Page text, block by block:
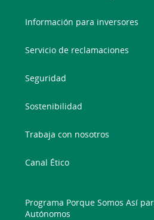
Información para inversores
Servicio de reclamaciones
Seguridad
Sostenibilidad
Trabaja con nosotros
Canal Ético
Programa Porque Somos Así
Autónomos